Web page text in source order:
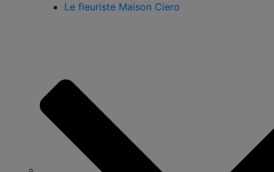
Le fleuriste Maison Ciero